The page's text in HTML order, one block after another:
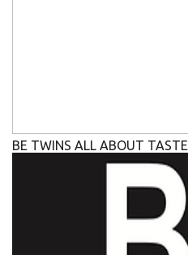
BE TWINS ALL ABOUT TASTE